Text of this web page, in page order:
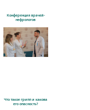
Конференция врачей-
нефрологов
Что такое грипп и какова
его опасность?